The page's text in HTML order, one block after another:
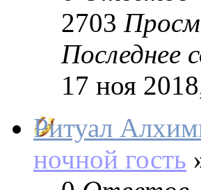
2703
Последнее
17 ноя
Ритуал
ночной гость